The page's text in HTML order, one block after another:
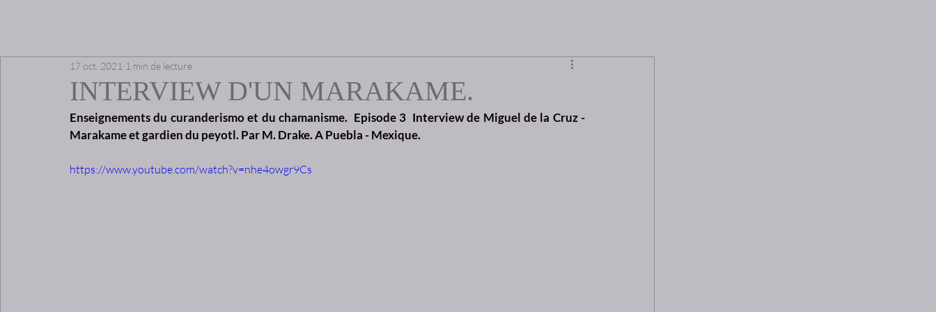
INTERVIEW D'UN MARAKAME.
17 oct. 2021 1 min de lecture
Enseignements du curanderismo et du chamanisme.  Episode 3  Interview de Miguel de la Cruz -
Marakame et gardien du peyotl. Par M. Drake. A Puebla - Mexique.
https://www.youtube.com/watch?v=nhe4owgr9Cs